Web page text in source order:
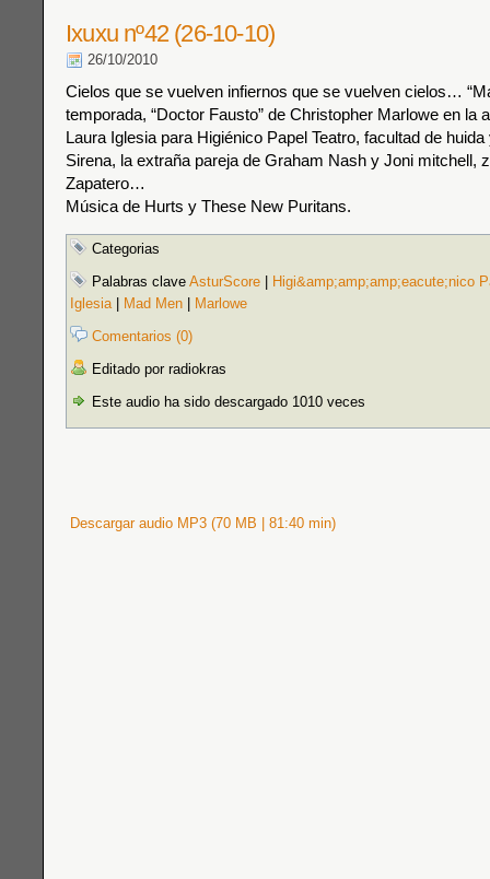
Ixuxu nº42 (26-10-10)
26/10/2010
Cielos que se vuelven infiernos que se vuelven cielos…
temporada, “Doctor Fausto” de Christopher Marlowe en la
Laura Iglesia para Higiénico Papel Teatro, facultad de
Sirena, la extraña pareja de Graham Nash y Joni mitchell,
Zapatero…
Música de Hurts y These New Puritans.
Categorias
Palabras clave AsturScore
Higi&amp;amp;amp;eacute;nico
Iglesia| Mad Men
Marlowe
Comentarios (0)
Editado por radiokras
Este audio ha sido descargado 1010 veces
Descargar audio MP3 (70 MB | 81:40 min)